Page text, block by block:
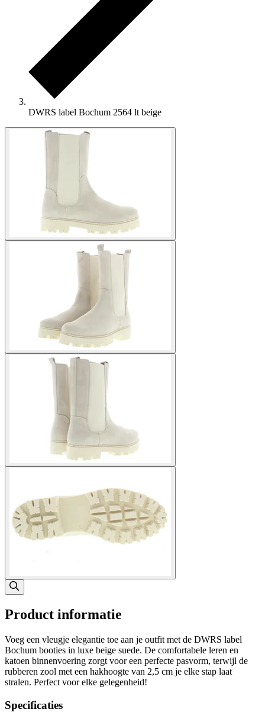
DWRS label Bochum 2564 lt beige
Product informatie
Voeg een vleugje elegantie toe aan je outfit met de DWRS label
Bochum booties in luxe beige suede. De comfortabele leren en
katoen binnenvoering zorgt voor een perfecte pasvorm, terwijl de
rubberen zool met een hakhoogte van 2,5 cm je elke stap laat
stralen. Perfect voor elke gelegenheid!
Specificaties